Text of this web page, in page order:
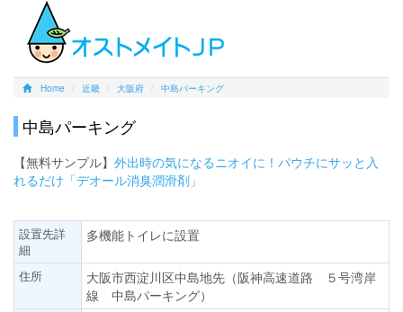
Home 近畿 大阪府 中島パーキング
中島パーキング
【無料サンプル】 外出時の気になるニオイに！パウチにサッと入
れるだけ「デオール消臭潤滑剤」
設置先詳
細
多機能トイレに設置
住所
大阪市西淀川区中島地先（阪神高速道路 ５号湾岸
線 中島パーキング）